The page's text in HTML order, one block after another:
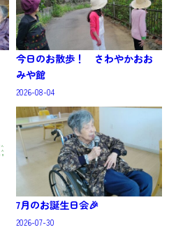
今日のお散歩！ さわやかおお
みや館
2026-08-04
7月のお誕生日会🎉
2026-07-30